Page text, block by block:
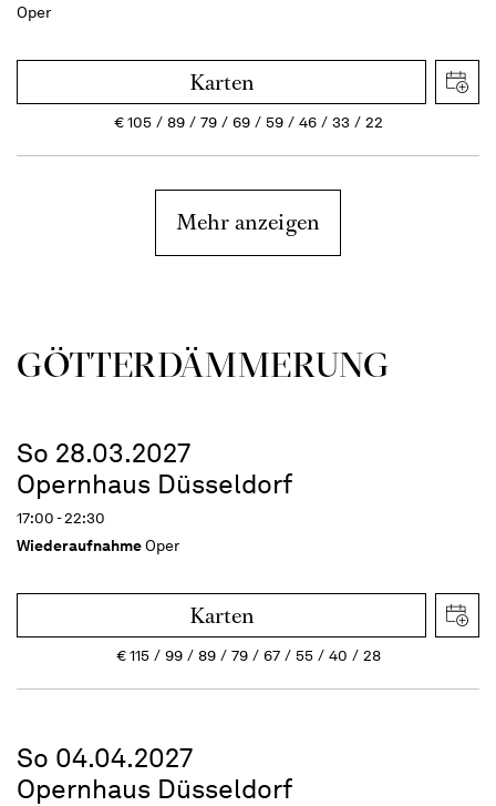
Oper
Karten
€105 89 79 69 59 46 33 22
Mehr anzeigen
GÖTTER­DÄMMERUNG
So 28.03.2027
Opernhaus Düsseldorf
17:00 - 22:30
WiederaufnahmeOper
Karten
€115 99 89 79 67 55 40 28
So 04.04.2027
Opernhaus Düsseldorf